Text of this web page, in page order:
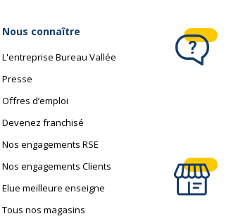
Nous connaître
L'entreprise Bureau Vallée
Presse
Offres d’emploi
Devenez franchisé
Nos engagements RSE
Nos engagements Clients
Elue meilleure enseigne
Tous nos magasins